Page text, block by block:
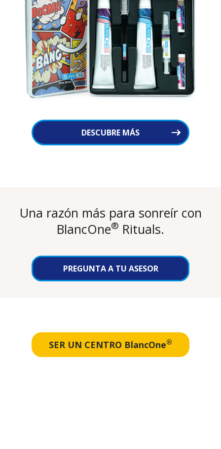
DESCUBRE MÁS
Una razón más para sonreír con
BlancOne® Rituals.
PREGUNTA A TU ASESOR
SER UN CENTRO BlancOne®